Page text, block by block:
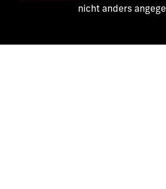
nicht anders